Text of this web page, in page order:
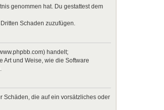
genommen hat. Du gestattest dem
Schaden zuzufügen.
handelt;
und Weise, wie die Software
Schäden, die auf ein vorsätzliches oder